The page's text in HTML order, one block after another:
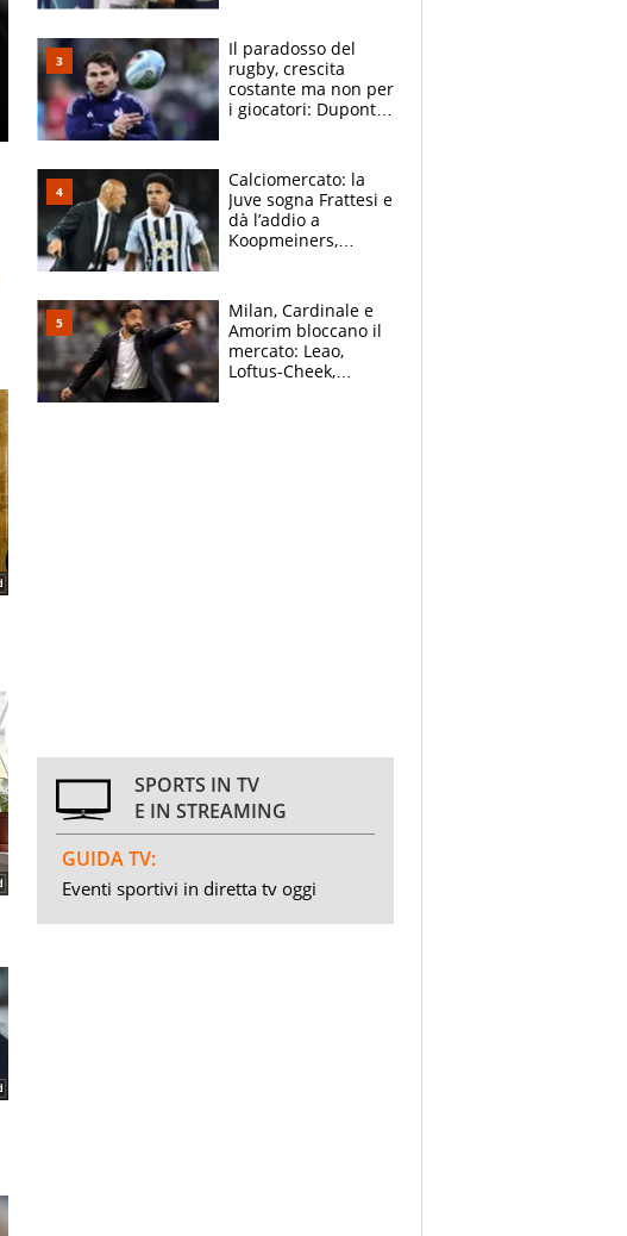
prove”
Il paradosso del
rugby, crescita
costante ma non per
i giocatori: Dupont
solo 1,4 milioni
all'anno
Calciomercato: la
Juve sogna Frattesi e
dà l’addio a
Koopmeiners,
scatenata
Milan, Cardinale e
Amorim bloccano il
mercato: Leao,
Loftus-Cheek,
SPORTS IN TV
E IN STREAMING
GUIDA TV:
Eventi sportivi in diretta tv oggi